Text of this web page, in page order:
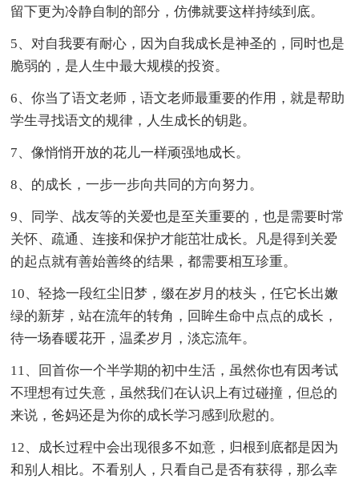
留下更为冷静自制的部分，仿佛就要这样持续到底。
5、对自我要有耐心，因为自我成长是神圣的，同时也是
脆弱的，是人生中最大规模的投资。
6、你当了语文老师，语文老师最重要的作用，就是帮助
学生寻找语文的规律，人生成长的钥匙。
7、像悄悄开放的花儿一样顽强地成长。
8、的成长，一步一步向共同的方向努力。
9、同学、战友等的关爱也是至关重要的，也是需要时常
关怀、疏通、连接和保护才能茁壮成长。凡是得到关爱
的起点就有善始善终的结果，都需要相互珍重。
10、轻捻一段红尘旧梦，缀在岁月的枝头，任它长出嫩
绿的新芽，站在流年的转角，回眸生命中点点的成长，
待一场春暖花开，温柔岁月，淡忘流年。
11、回首你一个半学期的初中生活，虽然你也有因考试
不理想有过失意，虽然我们在认识上有过碰撞，但总的
来说，爸妈还是为你的成长学习感到欣慰的。
12、成长过程中会出现很多不如意，归根到底都是因为
和别人相比。不看别人，只看自己是否有获得，那么幸